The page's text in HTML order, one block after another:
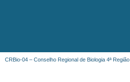
CRBio-04 – Conselho Regional de Biologia 4ª Região